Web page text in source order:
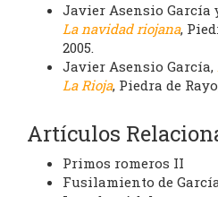
Javier Asensio García
La navidad riojana,
2005.
Javier Asensio García,
La Rioja, Piedra de
Artículos
Primos romeros II
Fusilamiento de